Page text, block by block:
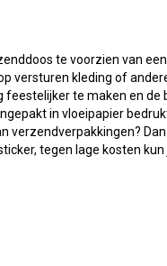
te voorzien van
versturen kleding of
te maken en de
in vloeipapier
verzendverpakkingen?
tegen lage kosten